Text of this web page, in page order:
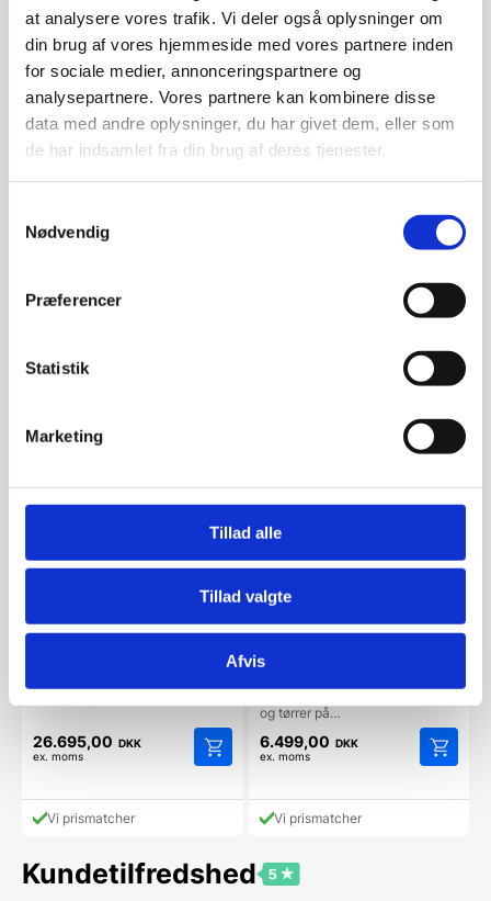
at analysere vores trafik. Vi deler også oplysninger om
din brug af vores hjemmeside med vores partnere inden
for sociale medier, annonceringspartnere og
analysepartnere. Vores partnere kan kombinere disse
data med andre oplysninger, du har givet dem, eller som
de har indsamlet fra din brug af deres tjenester.
Nødvendig
Præferencer
Statistik
Marketing
Tillad alle
Tillad valgte
Afvis
Beregn og ansøg her
Har du spørgsmål til varen? Klik her
Sammicop til 3000 stk. i
26.695,00 DKK
ex. moms
Vi prismatcher
Glaspudser /
polermaskine m/ 5 børste
og tørrer på…
6.499,00 DKK
ex. moms
Vi prismatcher
Kundetilfredshed